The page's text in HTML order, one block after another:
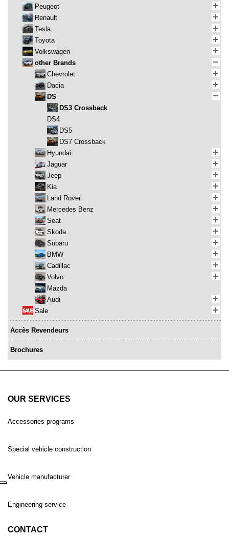
Peugeot
Renault
Tesla
Toyota
Volkswagen
other Brands
Chevrolet
Dacia
DS
DS3 Crossback
DS4
DS5
DS7 Crossback
Hyundai
Jaguar
Jeep
Kia
Land Rover
Mercedes Benz
Seat
Skoda
Subaru
BMW
Cadillac
Volvo
Mazda
Audi
Sale
Accès Revendeurs
Brochures
OUR SERVICES
Accessories programs
Special vehicle construction
Vehicle manufacturer
Engineering service
CONTACT